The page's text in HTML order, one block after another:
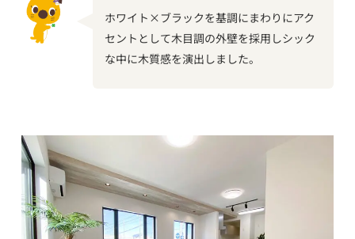
ホワイト×ブラックを基調にまわりにアク
セントとして木目調の外壁を採用しシック
な中に木質感を演出しました。